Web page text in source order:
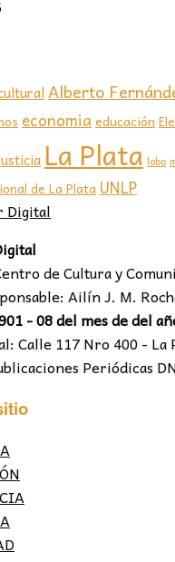
Alberto
economia educación
La Plata lobo
de La Plata UNLP
de Cultura y
Ailín J. M.
- 08 del mes de del
Calle 117 Nro 400 - La
Periódicas